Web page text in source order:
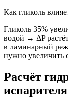
Как гликоль
Гликоль 35%
водой → ΔP
в ламинарный
нужно увеличить
Расчёт
испарителя